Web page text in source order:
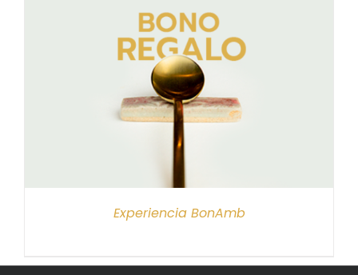
Experiencia BonAmb